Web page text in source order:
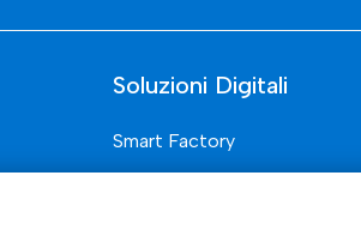
Soluzioni Digitali
Smart Factory